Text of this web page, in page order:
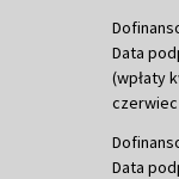
Data
(wpłaty
czerwiec
Data